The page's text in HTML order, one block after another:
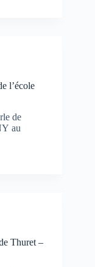
l’école
de
au
Thuret –